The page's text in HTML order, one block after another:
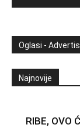
Oglasi -
Najnovije
RIBE, OVO